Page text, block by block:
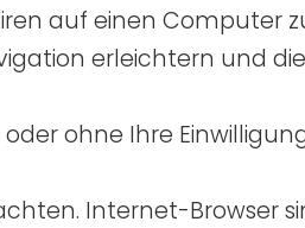
auf einen Computer
erleichtern und
ohne Ihre
Internet-Browser